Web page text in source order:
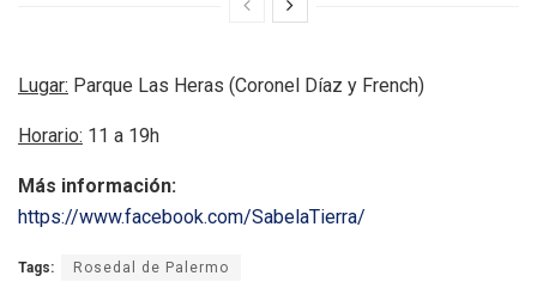
Lugar: Parque Las Heras (Coronel Díaz y French)
Horario: 11 a 19h
Más información:
https://www.facebook.com/SabelaTierra/
Tags:
Rosedal de Palermo